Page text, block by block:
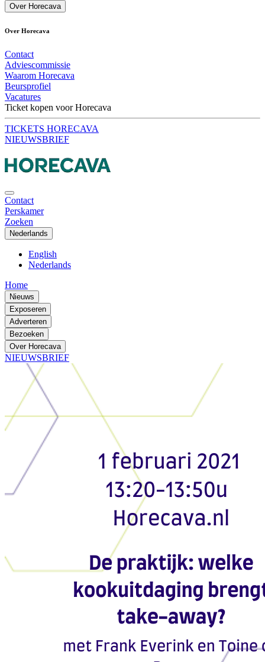
Over Horecava
Over Horecava
Contact
Adviescommissie
Waarom Horecava
Beursprofiel
Vacatures
Ticket kopen voor Horecava
TICKETS HORECAVA
NIEUWSBRIEF
Contact
Perskamer
Zoeken
Nederlands
English
Nederlands
Home
Nieuws
Exposeren
Adverteren
Bezoeken
Over Horecava
NIEUWSBRIEF